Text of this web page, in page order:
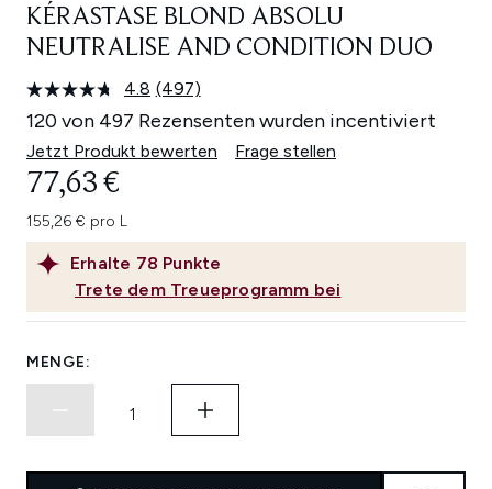
KÉRASTASE BLOND ABSOLU
NEUTRALISE AND CONDITION DUO
4.8 497
Bewertungen
lesen.
Link
(497)
120 von 497 Rezensenten wurden incentiviert
Jetzt Produkt bewerten Frage stellen
Erhalte 78 Punkte
Trete dem Treueprogramm bei
77,63 €
155,26 € pro L
MENGE: